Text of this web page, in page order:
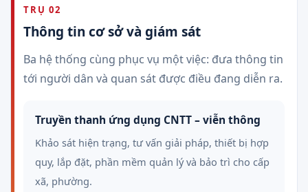
TRỤ 02
Thông tin cơ sở và giám sát
Ba hệ thống cùng phục vụ một việc: đưa thông tin
tới người dân và quan sát được điều đang diễn ra.
Truyền thanh ứng dụng CNTT – viễn thông
Khảo sát hiện trạng, tư vấn giải pháp, thiết bị hợp
quy, lắp đặt, phần mềm quản lý và bảo trì cho cấp
xã, phường.